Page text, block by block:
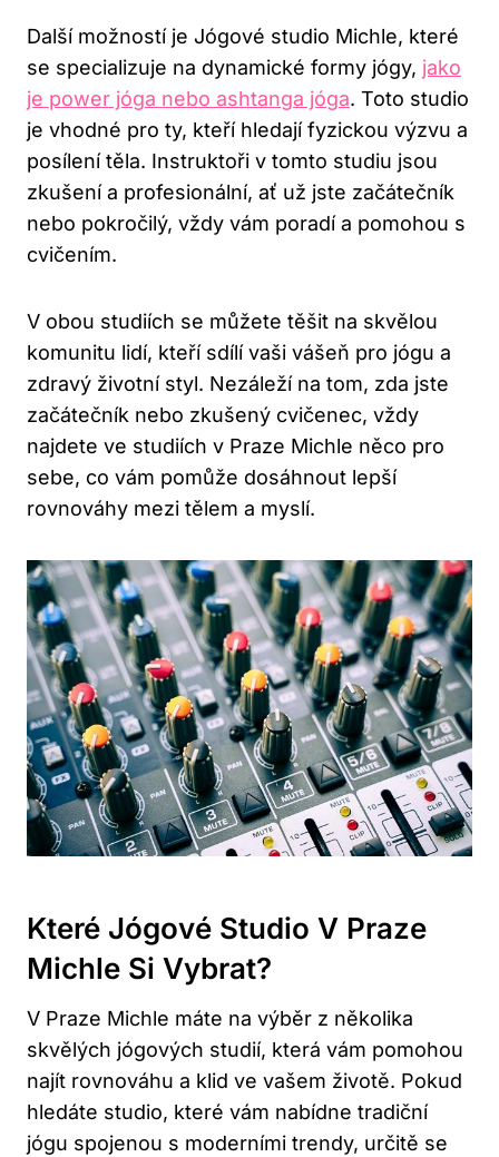
Další možností je Jógové studio Michle, které
se specializuje na dynamické formy jógy, jako
je power jóga nebo ashtanga jóga. Toto studio
je vhodné pro ty, kteří hledají fyzickou výzvu a
posílení těla. Instruktoři v tomto studiu jsou
zkušení a profesionální, ať už jste začátečník
nebo pokročilý, vždy vám poradí a pomohou s
cvičením.
V obou studiích se můžete těšit na skvělou
komunitu lidí, kteří sdílí vaši vášeň pro jógu a
zdravý životní styl. Nezáleží na tom, zda jste
začátečník nebo zkušený cvičenec, vždy
najdete ve studiích v Praze Michle něco pro
sebe, co vám pomůže dosáhnout lepší
rovnováhy mezi tělem a myslí.
Které Jógové Studio V Praze
Michle Si Vybrat?
V Praze Michle máte na výběr z několika
skvělých jógových studií, která vám pomohou
najít rovnováhu a klid ve vašem životě. Pokud
hledáte studio, které vám nabídne tradiční
jógu spojenou s moderními trendy, určitě se